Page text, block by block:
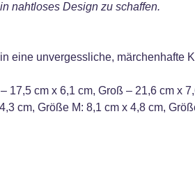
nahtloses Design zu schaffen.
eine unvergessliche,
17,5 cm x 6,1 cm, Groß – 21,6 cm x
cm, Größe M: 8,1 cm x 4,8 cm,